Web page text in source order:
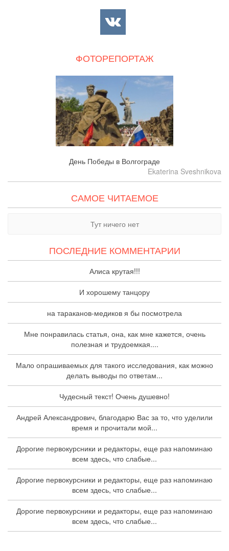
ФОТОРЕПОРТАЖ
День Победы в Волгограде
Ekaterina Sveshnikova
САМОЕ ЧИТАЕМОЕ
Тут ничего нет
ПОСЛЕДНИЕ КОММЕНТАРИИ
Алиса крутая!!!
И хорошему танцору
на тараканов-медиков я бы посмотрела
Мне понравилась статья, она, как мне кажется, очень
полезная и трудоемкая....
Мало опрашиваемых для такого исследования, как можно
делать выводы по ответам...
Чудесный текст! Очень душевно!
Андрей Александрович, благодарю Вас за то, что уделили
время и прочитали мой...
Дорогие первокурсники и редакторы, еще раз напоминаю
всем здесь, что слабые...
Дорогие первокурсники и редакторы, еще раз напоминаю
всем здесь, что слабые...
Дорогие первокурсники и редакторы, еще раз напоминаю
всем здесь, что слабые...